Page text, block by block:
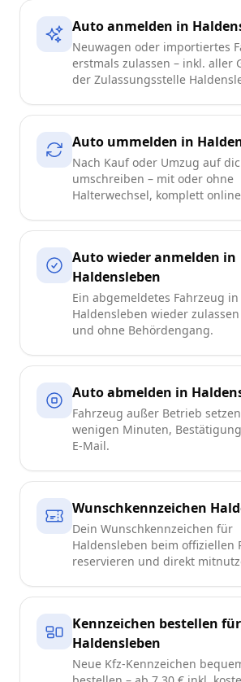
Auto anmelden in
Neuwagen oder importiertes
erstmals zulassen – inkl. aller
der Zulassungsstelle
Auto ummelden in
Nach Kauf oder Umzug auf
umschreiben – mit oder ohne
Halterwechsel, komplett
Auto wieder anmelden in
Haldensleben
Ein abgemeldetes Fahrzeug in
Haldensleben wieder
und ohne Behördengang.
Auto abmelden in
Fahrzeug außer Betrieb
wenigen Minuten,
E-Mail.
Wunschkennzeichen
Dein Wunschkennzeichen für
Haldensleben beim offiziellen
reservieren und direkt
Kennzeichen bestellen für
Haldensleben
Neue Kfz-Kennzeichen